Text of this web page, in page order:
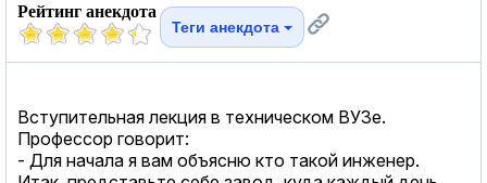
Рейтинг анекдота
Теги анекдота
Вступительная лекция в техническом ВУЗе.
Профессор говорит:
- Для начала я вам объясню кто такой инженер.